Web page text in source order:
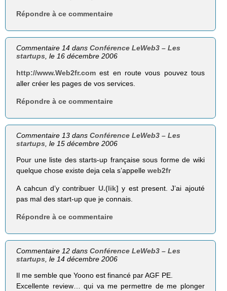
Répondre à ce commentaire
Commentaire 14 dansConférence LeWeb3 – Les
startups, le 16 décembre 2006
http://www.Web2fr.com est en route vous pouvez tous
aller créer les pages de vos services.
Répondre à ce commentaire
Commentaire 13 dansConférence LeWeb3 – Les
startups , le 15 décembre 2006
Pour une liste des starts-up française sous forme de wiki
quelque chose existe deja cela s’appelleweb2fr
A cahcun d’y contribuer U.(lik] y est present. J’ai ajouté
pas mal des start-up que je connais.
Répondre à ce commentaire
Commentaire 12 dansConférence LeWeb3 – Les
startups , le 14 décembre 2006
Il me semble que Yoono est financé par AGF PE.
Excellente review… qui va me permettre de me plonger